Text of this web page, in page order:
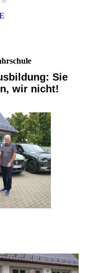
Sie
wir nicht!